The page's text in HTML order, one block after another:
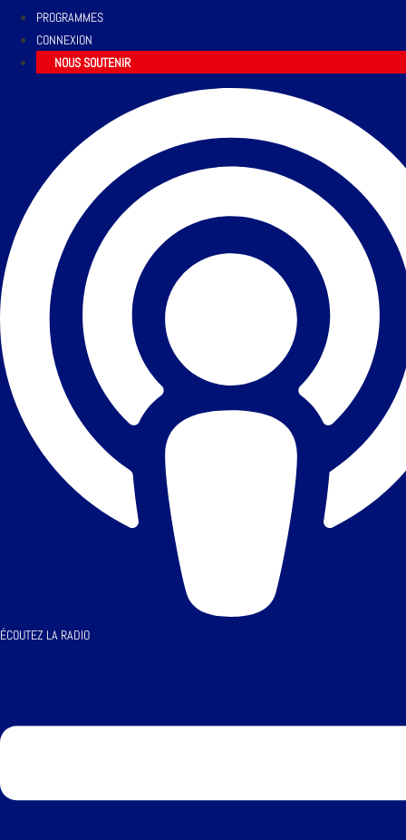
PROGRAMMES
CONNEXION
NOUS SOUTENIR
ÉCOUTEZ LA RADIO